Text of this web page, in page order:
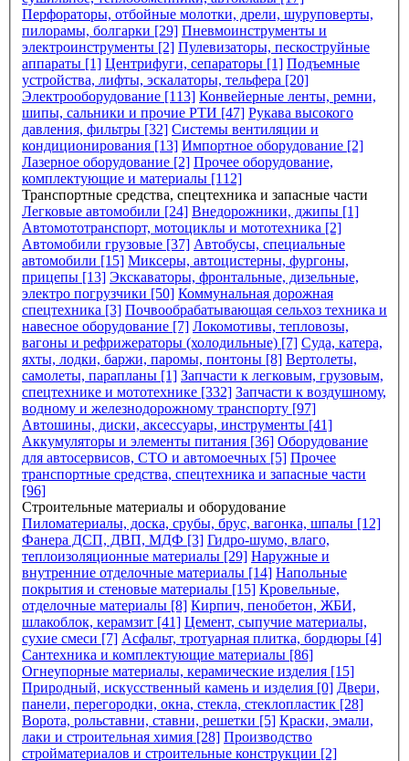
Перфораторы, отбойные молотки, дрели, шуруповерты,
пилорамы, болгарки [29] Пневмоинструменты и
электроинструменты [2] Пулевизаторы, пескоструйные
аппараты [1] Центрифуги, сепараторы [1] Подъемные
устройства, лифты, эскалаторы, тельфера [20]
Электрооборудование [113] Конвейерные ленты, ремни,
шипы, сальники и прочие РТИ [47] Рукава высокого
давления, фильтры [32] Системы вентиляции и
кондиционирования [13] Импортное оборудование [2]
Лазерное оборудование [2] Прочее оборудование,
комплектующие и материалы [112]
Транспортные средства, спецтехника и запасные части
Легковые автомобили [24] Внедорожники, джипы [1]
Автомототранспорт, мотоциклы и мототехника [2]
Автомобили грузовые [37] Автобусы, специальные
автомобили [15] Миксеры, автоцистерны, фургоны,
прицепы [13] Экскаваторы, фронтальные, дизельные,
электро погрузчики [50] Коммунальная дорожная
спецтехника [3] Почвообрабатывающая сельхоз техника и
навесное оборудование [7] Локомотивы, тепловозы,
вагоны и рефрижераторы (холодильные) [7] Суда, катера,
яхты, лодки, баржи, паромы, понтоны [8] Вертолеты,
самолеты, парапланы [1] Запчасти к легковым, грузовым,
спецтехнике и мототехнике [332] Запчасти к воздушному,
водному и железнодорожному транспорту [97]
Автошины, диски, аксессуары, инструменты [41]
Аккумуляторы и элементы питания [36] Оборудование
для автосервисов, СТО и автомоечных [5] Прочее
транспортные средства, спецтехника и запасные части
[96]
Строительные материалы и оборудование
Пиломатериалы, доска, срубы, брус, вагонка, шпалы [12]
Фанера ДСП, ДВП, МДФ [3] Гидро-шумо, влаго,
теплоизоляционные материалы [29] Наружные и
внутренние отделочные материалы [14] Напольные
покрытия и стеновые материалы [15] Кровельные,
отделочные материалы [8] Кирпич, пенобетон, ЖБИ,
шлакоблок, керамзит [41] Цемент, сыпучие материалы,
сухие смеси [7] Асфальт, тротуарная плитка, бордюры [4]
Сантехника и комплектующие материалы [86]
Огнеупорные материалы, керамические изделия [15]
Природный, искусственный камень и изделия [0] Двери,
панели, перегородки, окна, стекла, стеклопластик [28]
Ворота, рольставни, ставни, решетки [5] Краски, эмали,
лаки и строительная химия [28] Производство
стройматериалов и строительные конструкции [2]